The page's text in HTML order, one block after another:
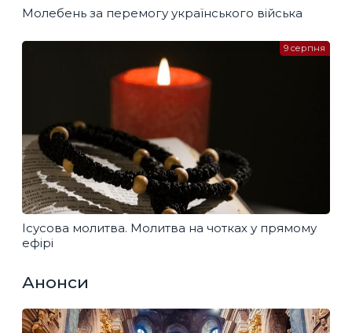
Молебень за перемогу українського війська
Ісусова молитва. Молитва на чотках у прямому
ефірі
9 серпня
Анонси